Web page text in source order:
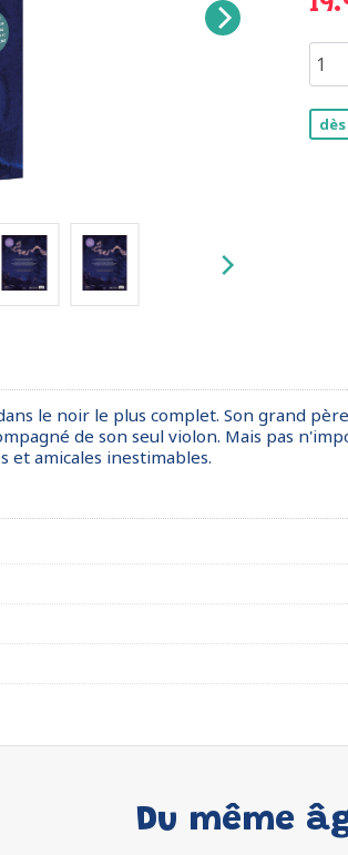
le noir le plus complet. Son grand
de son seul violon. Mais pas
et amicales inestimables.
Du même